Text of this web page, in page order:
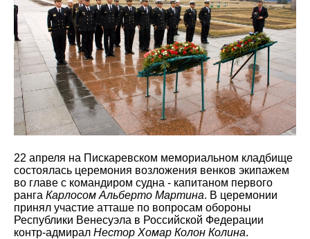
22 апреля на Пискаревском мемориальном кладбище
состоялась церемония возложения венков экипажем
во главе с командиром судна - капитаном первого
ранга Карлосом Альберто Мартина. В церемонии
принял участие атташе по вопросам обороны
Республики Венесуэла в Российской Федерации
контр-адмирал Нестор Хомар Колон Колина.